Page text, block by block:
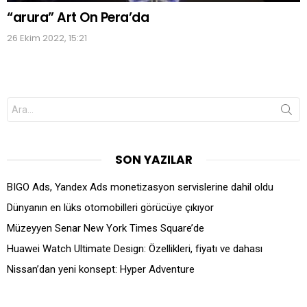
“arura” Art On Pera’da
26 Ekim 2022, 15:21
Search
for:
SON YAZILAR
BIGO Ads, Yandex Ads monetizasyon servislerine dahil oldu
Dünyanın en lüks otomobilleri görücüye çıkıyor
Müzeyyen Senar New York Times Square’de
Huawei Watch Ultimate Design: Özellikleri, fiyatı ve dahası
Nissan’dan yeni konsept: Hyper Adventure